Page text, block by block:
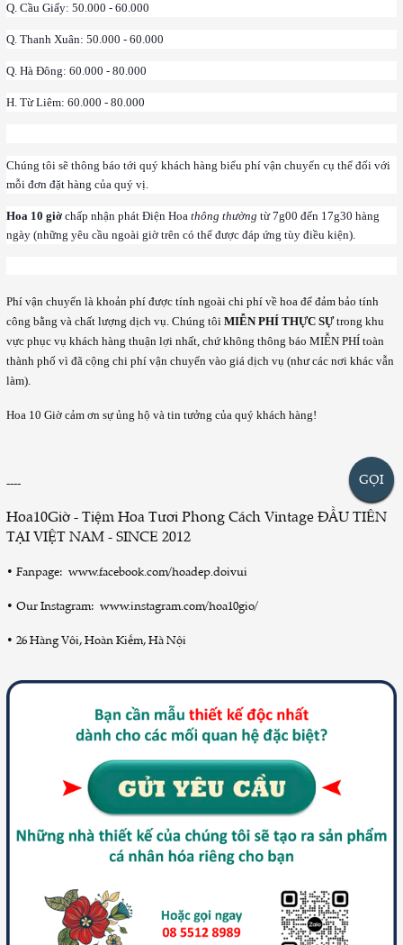
Q. Cầu Giấy: 50.000 - 60.000
Q. Thanh Xuân: 50.000 - 60.000
Q. Hà Đông: 60.000 - 80.000
H. Từ Liêm: 60.000 - 80.000
Chúng tôi sẽ thông báo tới quý khách hàng biểu phí vận chuyển cụ thể đối với
mỗi đơn đặt hàng của quý vị.
Hoa 10 giờ chấp nhận phát Điện Hoa thông thường từ 7g00 đến 17g30 hàng
ngày (những yêu cầu ngoài giờ trên có thể được đáp ứng tùy điều kiện).
Phí vận chuyển là khoản phí được tính ngoài chi phí về hoa để đảm bảo tính
công bằng và chất lượng dịch vụ. Chúng tôi MIỄN PHÍ THỰC SỰtrong khu
vực phục vụ khách hàng thuận lợi nhất, chứ không thông báo MIỄN PHÍ toàn
thành phố vì đã cộng chi phí vận chuyển vào giá dịch vụ (như các nơi khác vẫn
làm).
Hoa 10 Giờ cảm ơn sự ủng hộ và tin tưởng của quý khách hàng!
----
Hoa10Giờ - Tiệm Hoa Tươi Phong Cách Vintage ĐẦU TIÊN
TẠI VIỆT NAM - SINCE 2012
• Fanpage: www.facebook.com/hoadep.doivui
• Our Instagram: www.instagram.com/hoa10gio/
• 26 Hàng Vôi, Hoàn Kiếm, Hà Nội
GỌI